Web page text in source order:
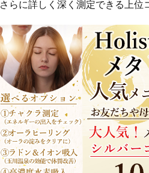
さらに詳しく深く測定できる上位